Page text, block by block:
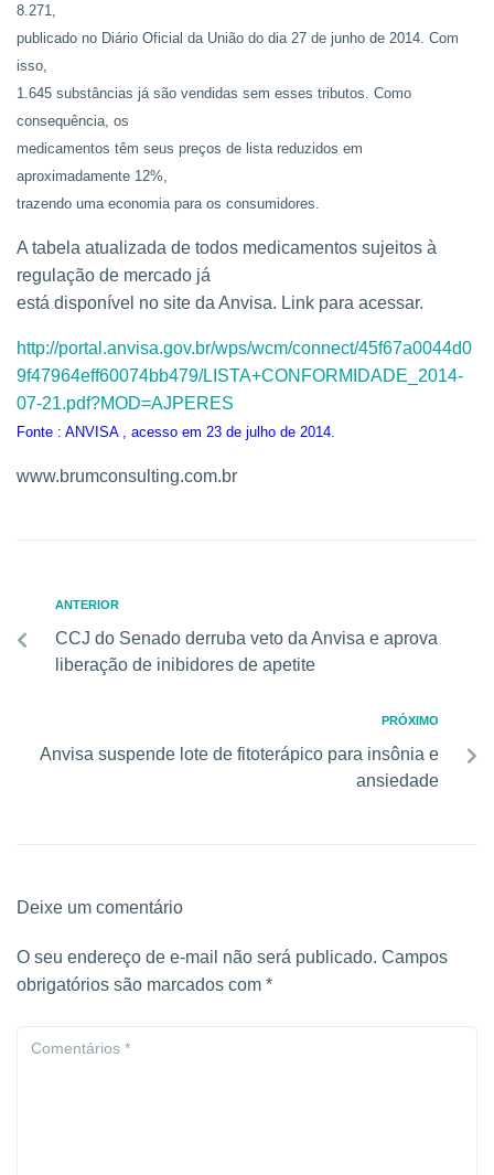
8.271,
publicado no Diário Oficial da União do dia 27 de junho de 2014. Com
isso,
1.645 substâncias já são vendidas sem esses tributos. Como
consequência, os
medicamentos têm seus preços de lista reduzidos em
aproximadamente 12%,
trazendo uma economia para os consumidores.
A tabela atualizada de todos medicamentos sujeitos à
regulação de mercado já
está disponível no site da Anvisa. Link para acessar.
http://portal.anvisa.gov.br/wps/wcm/connect/45f67a0044d0
9f47964eff60074bb479/LISTA+CONFORMIDADE_2014-
07-21.pdf?MOD=AJPERES
Fonte : ANVISA , acesso em 23 de julho de 2014.
www.brumconsulting.com.br
ANTERIOR
CCJ do Senado derruba veto da Anvisa e aprova
liberação de inibidores de apetite
PRÓXIMO
Anvisa suspende lote de fitoterápico para insônia e
ansiedade
Deixe um comentário
O seu endereço de e-mail não será publicado. Campos
obrigatórios são marcados com *